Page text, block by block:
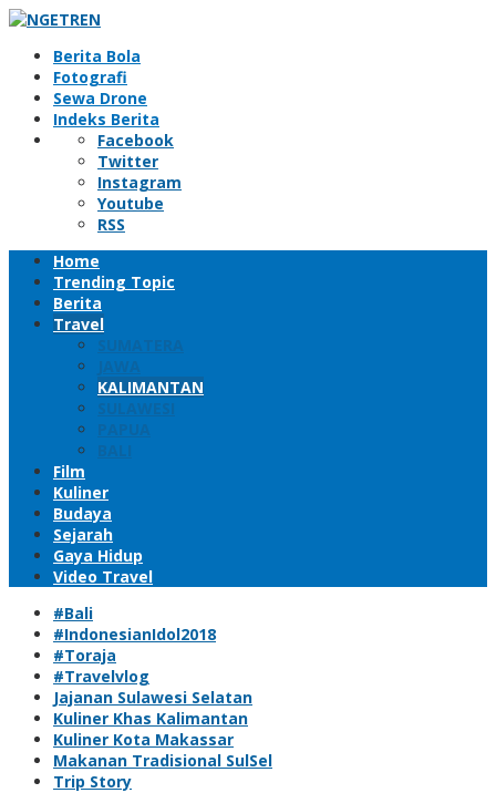
Skip
contentBerita Bola
Fotografi
Sewa Drone
Indeks Berita
Facebook
Twitter
Instagram
Youtube
RSS
Home
Trending Topic
Berita
Travel
SUMATERA
JAWA
KALIMANTAN
SULAWESI
PAPUA
BALI
Film
Kuliner
Budaya
Sejarah
Gaya Hidup
Video Travel
#Bali
#IndonesianIdol2018
#Toraja
#Travelvlog
Jajanan Sulawesi Selatan
Kuliner Khas Kalimantan
Kuliner Kota Makassar
Makanan Tradisional SulSel
Trip Story